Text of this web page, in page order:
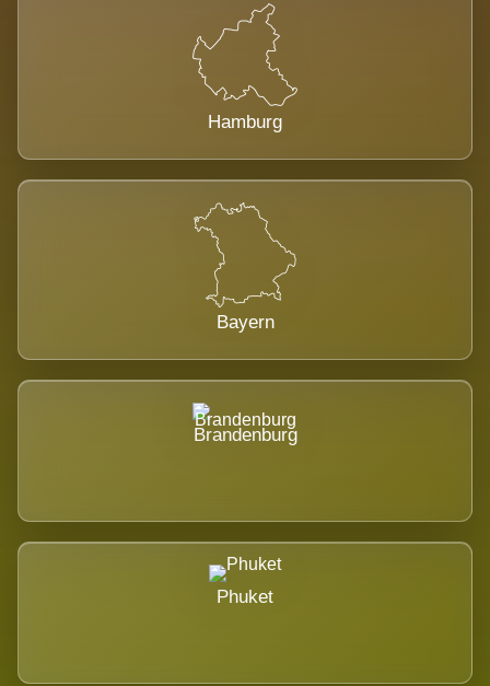
Hamburg
Bayern
Brandenburg
Phuket